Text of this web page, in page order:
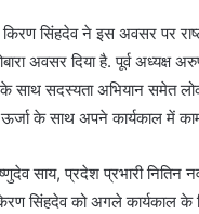
किरण सिंहदेव ने इस अवसर पर
अवसर दिया है. पूर्व
साथ सदस्यता अभियान समेत
के साथ अपने कार्यकाल में
साय, प्रदेश प्रभारी नितिन
सिंहदेव को अगले कार्यकाल